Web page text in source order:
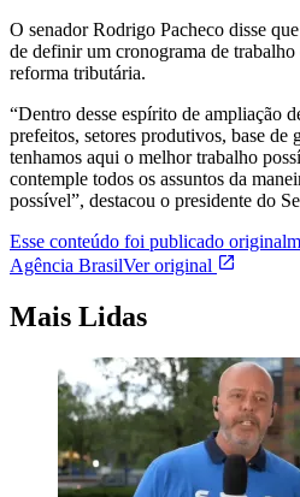
O senador Rodrigo Pacheco disse
de definir um cronograma de
reforma tributária.
“Dentro desse espírito de ampliação
prefeitos, setores produtivos, base de
tenhamos aqui o melhor trabalho
contemple todos os assuntos da
possível”, destacou o presidente do
Esse conteúdo foi publicado
Agência BrasilVer original
Mais Lidas